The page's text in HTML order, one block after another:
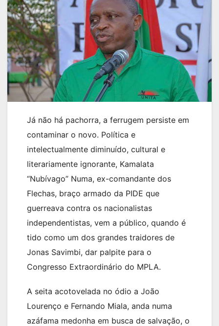
Já não há pachorra, a ferrugem persiste em
contaminar o novo. Política e
intelectualmente diminuído, cultural e
literariamente ignorante, Kamalata
“Nubívago” Numa, ex-comandante dos
Flechas, braço armado da PIDE que
guerreava contra os nacionalistas
independentistas, vem a público, quando é
tido como um dos grandes traidores de
Jonas Savimbi, dar palpite para o
Congresso Extraordinário do MPLA.
A seita acotovelada no ódio a João
Lourenço e Fernando Miala, anda numa
azáfama medonha em busca de salvação, o